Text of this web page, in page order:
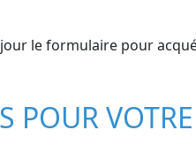
le formulaire pour
VOTRE